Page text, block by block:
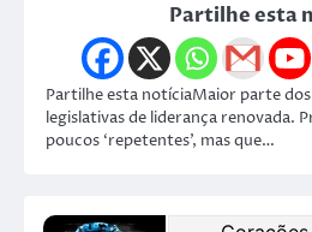
Partilhe esta
Partilhe esta notíciaMaior parte
legislativas de liderança renovada.
poucos ‘repetentes’, mas que…